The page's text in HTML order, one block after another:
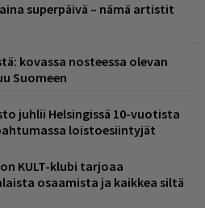
superpäivä – nämä artistit
kovassa nosteessa olevan
Suomeen
juhlii Helsingissä 10-vuotista
loistoesiintyjät
KULT-klubi tarjoaa
osaamista ja kaikkea siltä